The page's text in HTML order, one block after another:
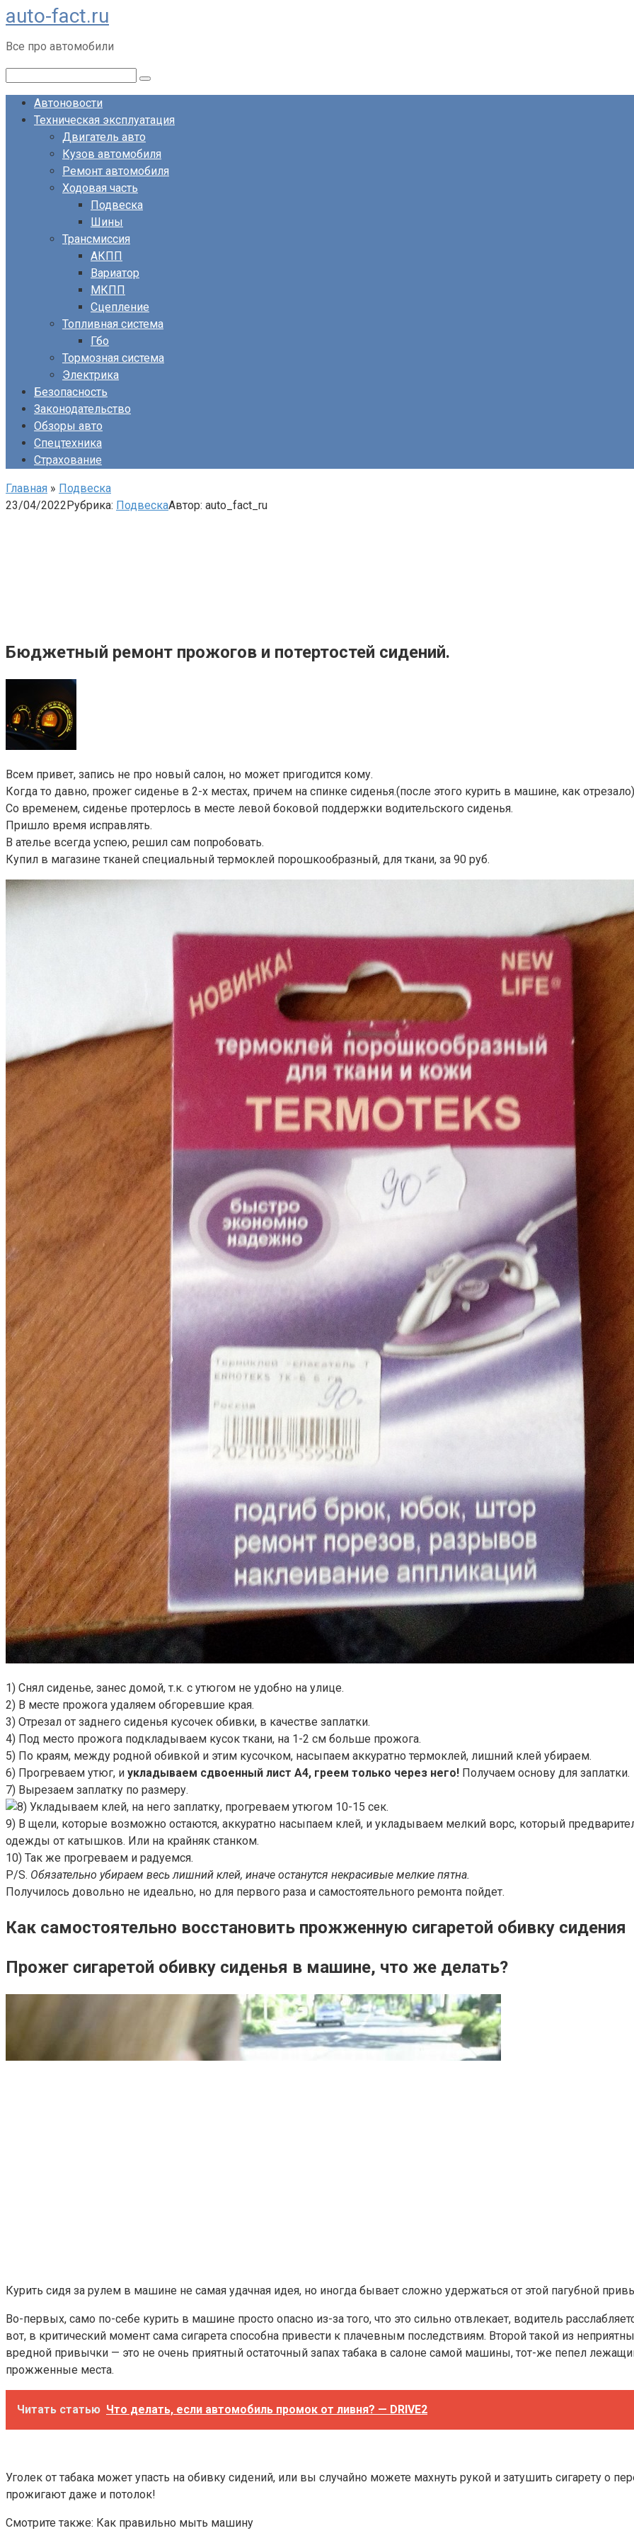
Перейти
к
контенту
auto-fact.ru
Все про автомобили
Автоновости
Техническая эксплуатация
Двигатель авто
Кузов автомобиля
Ремонт автомобиля
Ходовая часть
Подвеска
Шины
Трансмиссия
АКПП
Вариатор
МКПП
Сцепление
Топливная система
Гбо
Тормозная система
Электрика
Безопасность
Законодательство
Обзоры авто
Спецтехника
Страхование
Главная » Подвеска
23/04/2022Рубрика: ПодвескаАвтор: auto_fact_ru
Бюджетный ремонт прожогов и потертостей сидений.
Всем привет, запись не про новый салон, но может пригодится кому.
Когда то давно, прожег сиденье в 2-х местах, причем на спинке сиденья.(после этого курить в машине, как отрезало)
Со временем, сиденье протерлось в месте левой боковой поддержки водительского сиденья.
Пришло время исправлять.
В ателье всегда успею, решил сам попробовать.
Купил в магазине тканей специальный термоклей порошкообразный, для ткани, за 90 руб.
1) Снял сиденье, занес домой, т.к. с утюгом не удобно на улице.
2) В месте прожога удаляем обгоревшие края.
3) Отрезал от заднего сиденья кусочек обивки, в качестве заплатки.
4) Под место прожога подкладываем кусок ткани, на 1-2 см больше прожога.
5) По краям, между родной обивкой и этим кусочком, насыпаем аккуратно термоклей, лишний клей убираем.
6) Прогреваем утюг, и укладываем сдвоенный лист А4, греем только через него! Получаем основу для заплатки.
7) Вырезаем заплатку по размеру.
Укладываем клей, на него заплатку, прогреваем утюгом 10-15 сек.
9) В щели, которые возможно остаются, аккуратно насыпаем клей, и укладываем мелкий ворс, который
одежды от катышков. Или на крайняк станком.
10) Так же прогреваем и радуемся.
P/S. Обязательно убираем весь лишний клей, иначе останутся некрасивые мелкие пятна.
Получилось довольно не идеально, но для первого раза и самостоятельного ремонта пойдет.
Как самостоятельно восстановить прожженную сигаретой обивку сидения
Прожег сигаретой обивку сиденья в машине, что же делать?
Курить сидя за рулем в машине не самая удачная идея, но иногда бывает сложно удержаться от этой пагубной
Во-первых, само по-себе курить в машине просто опасно из-за того, что это сильно отвлекает, водитель
вот, в критический момент сама сигарета способна привести к плачевным последствиям. Второй такой из
вредной привычки — это не очень приятный остаточный запах табака в салоне самой машины, тот-же пепел
прожженные места.
Читать статью Что делать, если автомобиль промок от ливня? — DRIVE2
Уголек от табака может упасть на обивку сидений, или вы случайно можете махнуть рукой и затушить сигарету о
прожигают даже и потолок!
Смотрите также: Как правильно мыть машину